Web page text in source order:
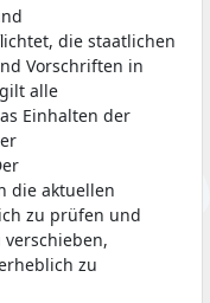
die staatlichen
Vorschriften in
alle
Einhalten der
die aktuellen
zu prüfen und
zu